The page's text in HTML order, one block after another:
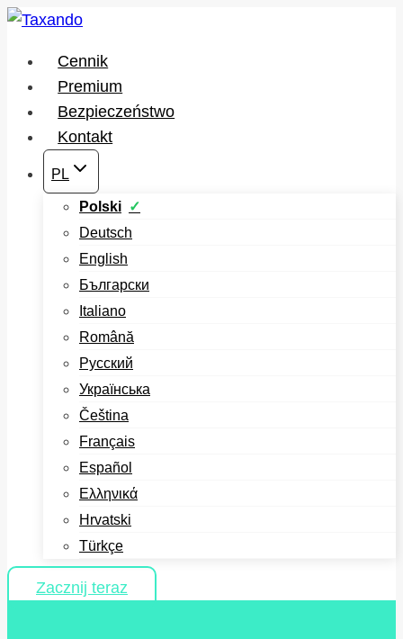
Przejdź
treści
Cennik
Premium
Bezpieczeństwo
Kontakt
PL
Polski
Deutsch
English
Български
Italiano
Română
Русский
Українська
Čeština
Français
Español
Ελληνικά
Hrvatski
Türkçe
Zacznij teraz